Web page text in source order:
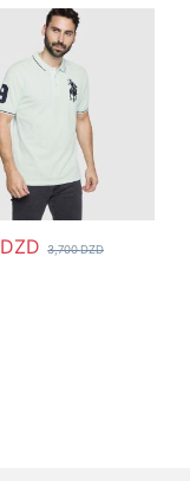
DZD 3,700DZD